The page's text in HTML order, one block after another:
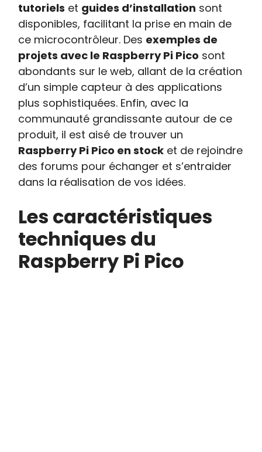
tutoriels et guides d’installation sont
disponibles, facilitant la prise en main de
ce microcontrôleur. Des exemples de
projets avec le Raspberry Pi Pico sont
abondants sur le web, allant de la création
d’un simple capteur à des applications
plus sophistiquées. Enfin, avec la
communauté grandissante autour de ce
produit, il est aisé de trouver un
Raspberry Pi Pico en stock et de rejoindre
des forums pour échanger et s’entraider
dans la réalisation de vos idées.
Les caractéristiques
techniques du
Raspberry Pi Pico